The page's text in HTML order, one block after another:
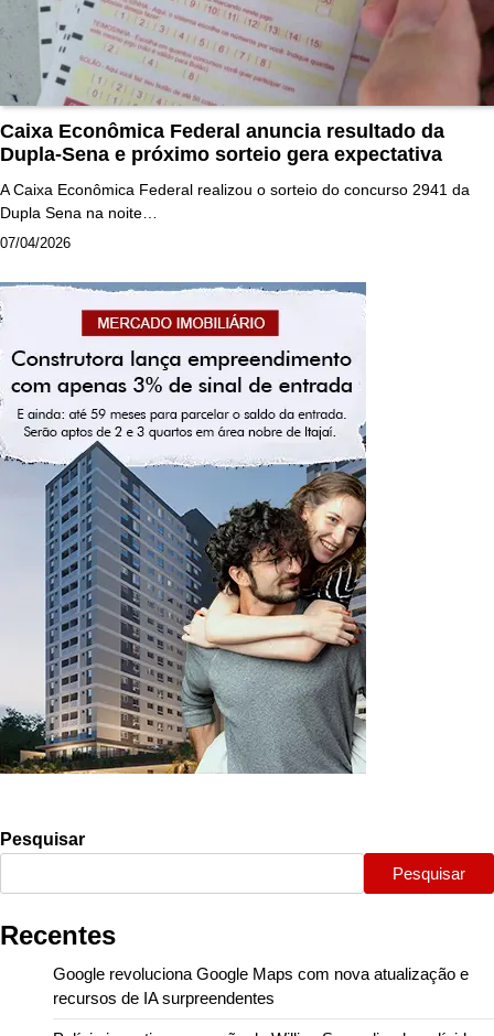
Caixa Econômica Federal anuncia resultado da
Dupla-Sena e próximo sorteio gera expectativa
A Caixa Econômica Federal realizou o sorteio do concurso 2941 da
Dupla Sena na noite…
07/04/2026
Pesquisar
Pesquisar
Recentes
Google revoluciona Google Maps com nova atualização e
recursos de IA surpreendentes